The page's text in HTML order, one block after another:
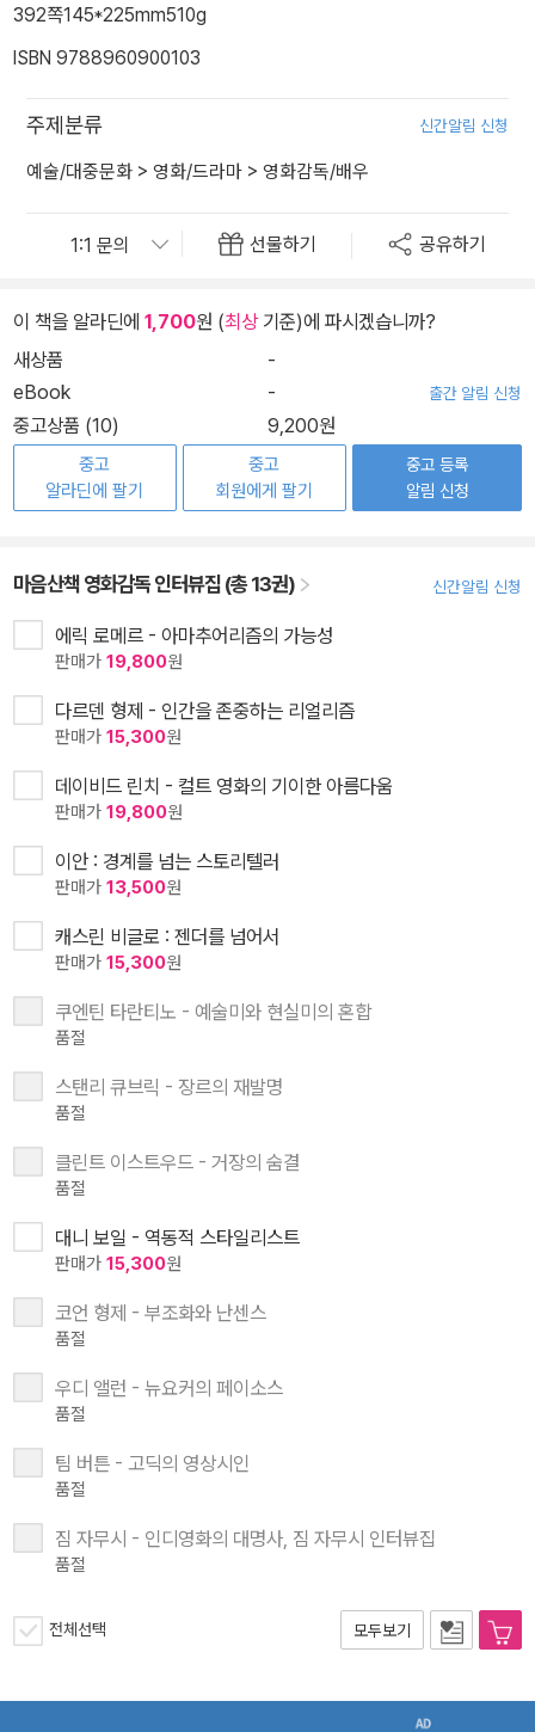
392쪽145*225mm510g
ISBN 9788960900103
주제분류 신간알림 신청
예술/대중문화 > 영화/드라마 > 영화감독/배우
선물하기 공유하기
이 책을 알라딘에 1,700원 (최상기준)에 파시겠습니까?
새상품
-
eBook
- 출간 알림 신청
중고상품 (10) 9,200원
중고
알라딘에 팔기
중고
회원에게 팔기
중고 등록
알림 신청
마음산책 영화감독 인터뷰집 (총 13권) 신간알림 신청
에릭 로메르 - 아마추어리즘의 가능성
판매가 19,800원
다르덴 형제 - 인간을 존중하는 리얼리즘
판매가 15,300원
데이비드 린치 - 컬트 영화의 기이한 아름다움
판매가 19,800원
이안 : 경계를 넘는 스토리텔러
판매가 13,500원
캐스린 비글로 : 젠더를 넘어서
판매가 15,300원
쿠엔틴 타란티노 - 예술미와 현실미의 혼합
품절
스탠리 큐브릭 - 장르의 재발명
품절
클린트 이스트우드 - 거장의 숨결
품절
대니 보일 - 역동적 스타일리스트
판매가 15,300원
코언 형제 - 부조화와 난센스
품절
우디 앨런 - 뉴요커의 페이소스
품절
팀 버튼 - 고딕의 영상시인
품절
짐 자무시 - 인디영화의 대명사, 짐 자무시 인터뷰집
품절
전체선택 모두보기